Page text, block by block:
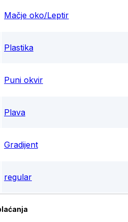
Mačje oko/Leptir
Plastika
Puni okvir
Plava
Gradijent
regular